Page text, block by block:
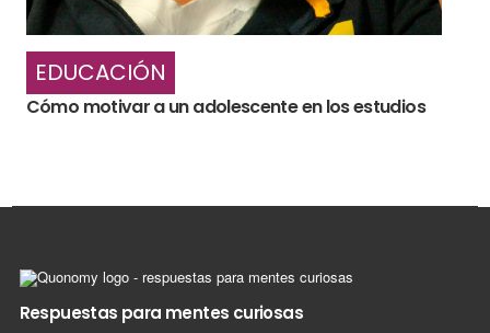
EDUCACIÓN
Cómo motivar a un adolescente en los estudios
Respuestas para mentes curiosas